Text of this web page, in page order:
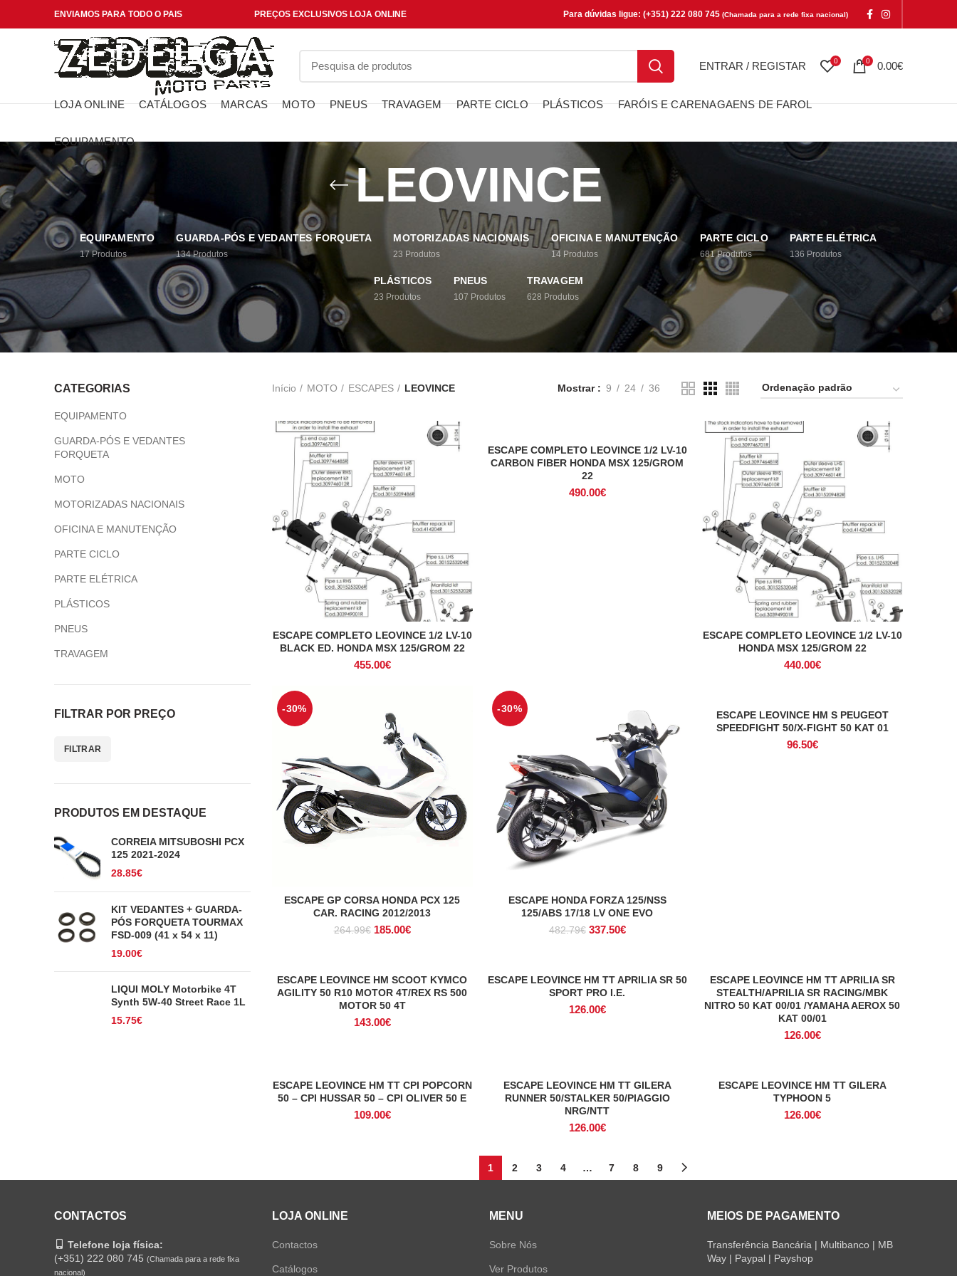
ENVIAMOS PARA TODO O PAIS PREÇOS EXCLUSIVOS LOJA ONLINE Para dúvidas ligue: (+351) 222 080 745 (Chamada para a rede fixa nacional)
ENTRAR / REGISTAR 0 0 0.00€
LOJA ONLINE CATÁLOGOS MARCAS MOTO PNEUS TRAVAGEM PARTE CICLO PLÁSTICOS FARÓIS E CARENAGAENS DE FAROL
EQUIPAMENTO
LEOVINCE
EQUIPAMENTO
17 Produtos
GUARDA-PÓS E VEDANTES FORQUETA
134 Produtos
MOTORIZADAS NACIONAIS
23 Produtos
OFICINA E MANUTENÇÃO
14 Produtos
PARTE CICLO
681 Produtos
PARTE ELÉTRICA
136 Produtos
PLÁSTICOS
23 Produtos
PNEUS
107 Produtos
TRAVAGEM
628 Produtos
CATEGORIAS
EQUIPAMENTO
GUARDA-PÓS E VEDANTES
FORQUETA
MOTO
MOTORIZADAS NACIONAIS
OFICINA E MANUTENÇÃO
PARTE CICLO
PARTE ELÉTRICA
PLÁSTICOS
PNEUS
TRAVAGEM
FILTRAR POR PREÇO
FILTRAR
PRODUTOS EM DESTAQUE
CORREIA MITSUBOSHI PCX
125 2021-2024
28.85€
KIT VEDANTES + GUARDA-
PÓS FORQUETA TOURMAX
FSD-009 (41 x 54 x 11)
19.00€
LIQUI MOLY Motorbike 4T
Synth 5W-40 Street Race 1L
15.75€
Início MOTO ESCAPES LEOVINCE Mostrar 9 24 36
ADICIONAR
ESCAPE COMPLETO LEOVINCE 1/2 LV-10
BLACK ED. HONDA MSX 125/GROM 22
455.00€
ADICIONAR
ESCAPE COMPLETO LEOVINCE 1/2 LV-10
CARBON FIBER HONDA MSX 125/GROM
22
490.00€
ADICIONAR
ESCAPE COMPLETO LEOVINCE 1/2 LV-10
HONDA MSX 125/GROM 22
440.00€
-30%
ADICIONAR
ESCAPE GP CORSA HONDA PCX 125
CAR. RACING 2012/2013
264.99€ O
264.99€.
185.00€O
185.00€.
-30%
ADICIONAR
ESCAPE HONDA FORZA 125/NSS
125/ABS 17/18 LV ONE EVO
482.79€ O
482.79€.
337.50€O
337.50€.
ADICIONAR
ESCAPE LEOVINCE HM S PEUGEOT
SPEEDFIGHT 50/X-FIGHT 50 KAT 01
96.50€
ADICIONAR
ESCAPE LEOVINCE HM SCOOT KYMCO
AGILITY 50 R10 MOTOR 4T/REX RS 500
MOTOR 50 4T
143.00€
ADICIONAR
ESCAPE LEOVINCE HM TT APRILIA SR 50
SPORT PRO I.E.
126.00€
ADICIONAR
ESCAPE LEOVINCE HM TT APRILIA SR
STEALTH/APRILIA SR RACING/MBK
NITRO 50 KAT 00/01 /YAMAHA AEROX 50
KAT 00/01
126.00€
ADICIONAR
ESCAPE LEOVINCE HM TT CPI POPCORN
50 – CPI HUSSAR 50 – CPI OLIVER 50 E
109.00€
ADICIONAR
ESCAPE LEOVINCE HM TT GILERA
RUNNER 50/STALKER 50/PIAGGIO
NRG/NTT
126.00€
ADICIONAR
ESCAPE LEOVINCE HM TT GILERA
TYPHOON 5
126.00€
1 2 3 4 … 7 8 9
CONTACTOS
Telefone loja física:
(+351) 222 080 745 (Chamada para a rede fixa
nacional)
LOJA ONLINE
Contactos
Catálogos
MENU
Sobre Nós
Ver Produtos
MEIOS DE PAGAMENTO
Transferência Bancária | Multibanco | MB
Way | Paypal | Payshop